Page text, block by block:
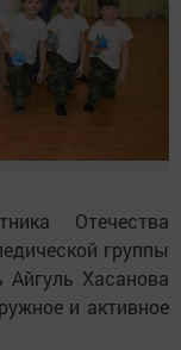
Отечества
группы
Хасанова
и активное